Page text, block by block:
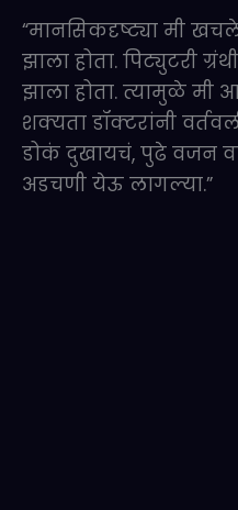
“मानसिकदृष्ट्या मी
झाला होता. पिट्युटरी
झाला होता. त्यामुळे मी
शक्यता डॉक्टरांनी
डोकं दुखायचं, पुढे वजन
अडचणी येऊ लागल्या.”